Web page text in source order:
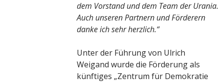
dem Vorstand und dem Team der Urania.
Auch unseren Partnern und Förderern
danke ich sehr herzlich.“
Unter der Führung von Ulrich
Weigand wurde die Förderung als
künftiges „Zentrum für Demokratie